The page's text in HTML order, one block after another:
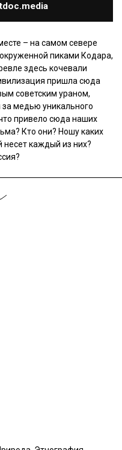
– на самом севере
пиками Кодара,
здесь кочевали
пришла сюда
советским ураном,
медью уникального
привело сюда наших
Кто они? Ношу каких
несет каждый из них?